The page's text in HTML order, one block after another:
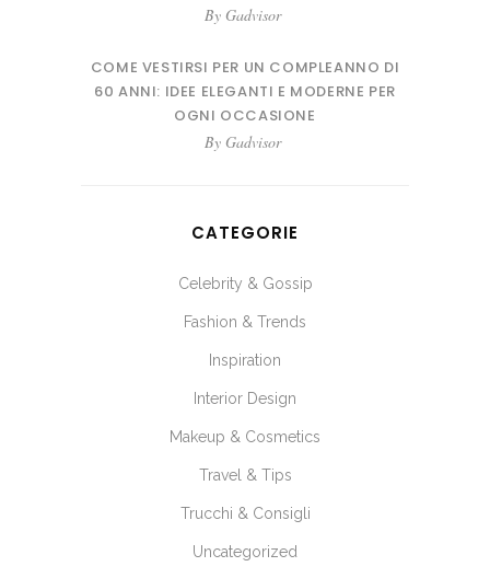
By Gadvisor
COME VESTIRSI PER UN COMPLEANNO DI
60 ANNI: IDEE ELEGANTI E MODERNE PER
OGNI OCCASIONE
By Gadvisor
CATEGORIE
Celebrity & Gossip
Fashion & Trends
Inspiration
Interior Design
Makeup & Cosmetics
Travel & Tips
Trucchi & Consigli
Uncategorized